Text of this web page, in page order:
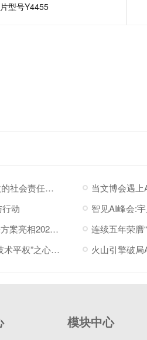
型号Y4455
一份来自陆丰的感谢信，见证宇凡微的社会责任之路
动
赋能场景创新：宇凡微携AI硬件解决方案亮相2026“深港同心·罗湖创景”场景创新大会!
入选深圳品牌白皮书！宇凡微：以“技术平权”之心，与深圳共赴AI
模块中心